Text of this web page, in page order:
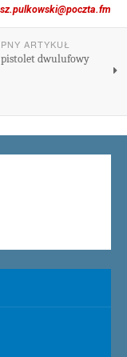
ARTYKUŁ
dwulufowy